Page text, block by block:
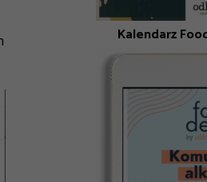
Kalendarz